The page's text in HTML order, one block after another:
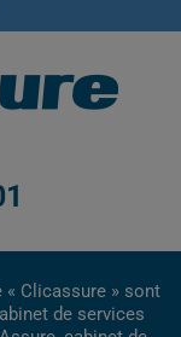
Clicassure » sont
de services